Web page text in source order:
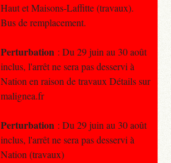
Haut et Maisons-Laffitte (travaux).
Bus de remplacement.
Perturbation : Du 29 juin au 30 août
inclus, l'arrêt ne sera pas desservi à
Nation en raison de travaux Détails sur
malignea.fr
Perturbation : Du 29 juin au 30 août
inclus, l'arrêt ne sera pas desservi à
Nation (travaux)